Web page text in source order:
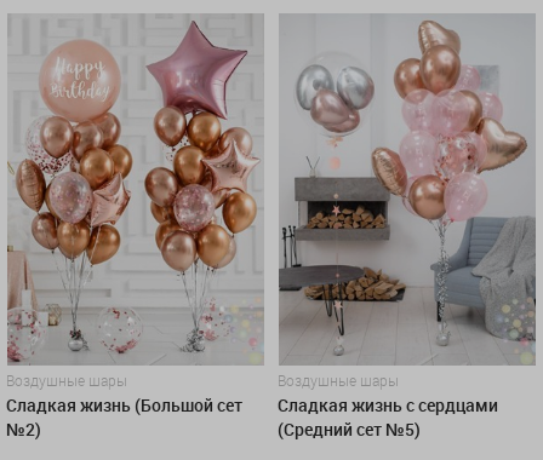
Воздушные шары
Сладкая жизнь (Большой сет
№2)
Воздушные шары
Сладкая жизнь с сердцами
(Средний сет №5)